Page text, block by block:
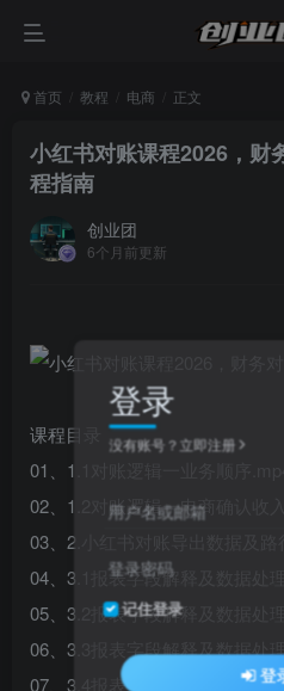
首页 教程 电商 正文
小红书对账课程2026，财
程指南
创业团
6个月前更新
课程目录
01、1.1对账逻辑一业务顺序.mp4
02、1.2对账逻辑一电商确认收
03、2.小红书对账导出数据及路
04、3.1报表字段解释及数据处
05、3.2报表字段解释及数据处
06、3.3报表字段解释及数据处
07、3.4报表字段解释及数据处
登录
没有账号？立即注册
用户名或邮箱
登录密码
记住登录
登